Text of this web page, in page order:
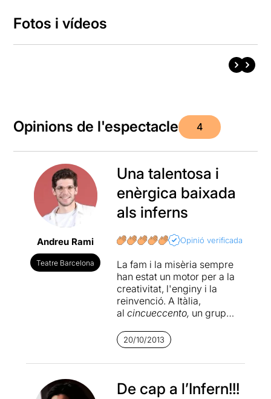
Fotos i vídeos
Opinions de l'espectacle 4
Andreu Rami
Teatre Barcelona
Una talentosa i
enèrgica baixada
als inferns
Opinió verificada
La fam i la misèria sempre
han estat un motor per a la
creativitat, l'enginy i la
reinvenció. A Itàlia,
al cincueccento, un grup
teatre tot popularitzant la
Commèdia dell'Arte, un
gènere de teatre de
improvització d'històries
20/10/2013
De cap a l’Infern!!!